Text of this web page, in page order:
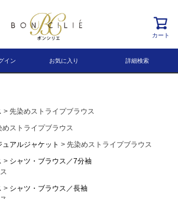
カート
イン お気に入り 詳細検索
検索
先染めストライプブラウス
めストライプブラウス
ュアルジャケット
先染めストライプブラウス
シャツ・ブラウス／7分袖
シャツ・ブラウス／長袖